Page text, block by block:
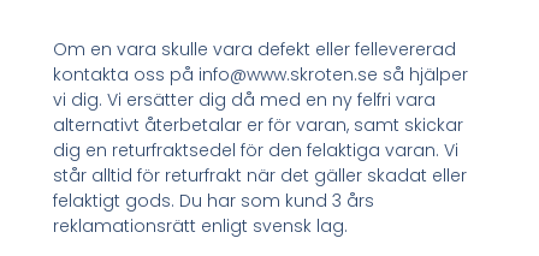
Om en vara skulle vara defekt eller fellevererad
kontakta oss på info@www.skroten.se så hjälper
vi dig. Vi ersätter dig då med en ny felfri vara
alternativt återbetalar er för varan, samt skickar
dig en returfraktsedel för den felaktiga varan. Vi
står alltid för returfrakt när det gäller skadat eller
felaktigt gods. Du har som kund 3 års
reklamationsrätt enligt svensk lag.